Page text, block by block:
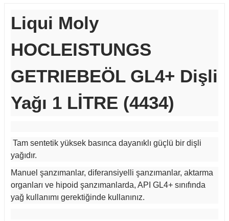
Liqui Moly
HOCLEISTUNGS
GETRIEBEÖL GL4+ Dişli
Yağı 1 LİTRE (4434)
Tam sentetik yüksek basınca dayanıklı güçlü bir dişli
yağıdır.
Manuel şanzımanlar, diferansiyelli şanzımanlar, aktarma
organları ve hipoid şanzımanlarda, API GL4+ sınıfında
yağ kullanımı gerektiğinde kullanınız.